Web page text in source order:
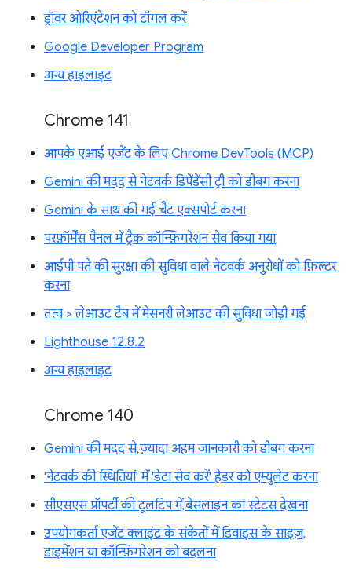
ड्रॉवर ओरिएंटेशन को टॉगल करें
Google Developer Program
अन्य हाइलाइट
Chrome 141
आपके एआई एजेंट के लिए Chrome DevTools (MCP)
Gemini की मदद से नेटवर्क डिपेंडेंसी ट्री को डीबग करना
Gemini के साथ की गई चैट एक्सपोर्ट करना
परफ़ॉर्मेंस पैनल में ट्रैक कॉन्फ़िगरेशन सेव किया गया
आईपी पते की सुरक्षा की सुविधा वाले नेटवर्क अनुरोधों को फ़िल्टर
करना
तत्व > लेआउट टैब में मेसनरी लेआउट की सुविधा जोड़ी गई
Lighthouse 12.8.2
अन्य हाइलाइट
Chrome 140
Gemini की मदद से, ज़्यादा अहम जानकारी को डीबग करना
'नेटवर्क की स्थितियां' में 'डेटा सेव करें' हेडर को एम्युलेट करना
सीएसएस प्रॉपर्टी की टूलटिप में, बेसलाइन का स्टेटस देखना
उपयोगकर्ता एजेंट क्लाइंट के संकेतों में डिवाइस के साइज़,
डाइमेंशन या कॉन्फ़िगरेशन को बदलना